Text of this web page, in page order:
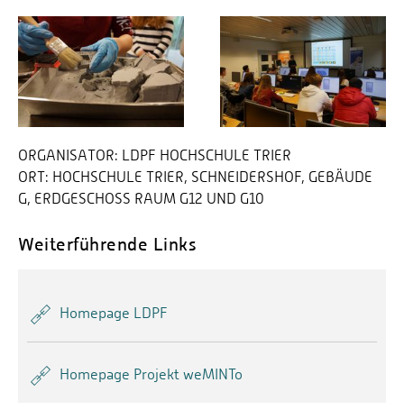
ORGANISATOR: LDPF HOCHSCHULE TRIER
ORT: HOCHSCHULE TRIER, SCHNEIDERSHOF, GEBÄUDE
G, ERDGESCHOSS RAUM G12 UND G10
Weiterführende Links
Homepage LDPF
Homepage Projekt weMINTo